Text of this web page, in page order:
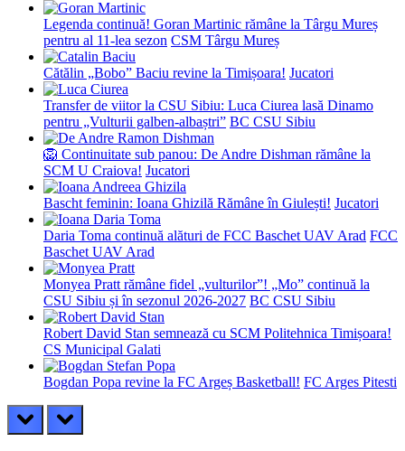
Legenda continuă! Goran Martinic rămâne la Târgu Mureș
pentru al 11-lea sezon CSM Târgu Mureș
Cătălin „Bobo” Baciu revine la Timișoara! Jucatori
Transfer de viitor la CSU Sibiu: Luca Ciurea lasă Dinamo
pentru „Vulturii galben-albaștri” BC CSU Sibiu
🦁 Continuitate sub panou: De Andre Dishman rămâne la
SCM U Craiova! Jucatori
Bascht feminin: Ioana Ghizilă Rămâne în Giulești! Jucatori
Daria Toma continuă alături de FCC Baschet UAV Arad FCC
Baschet UAV Arad
Monyea Pratt rămâne fidel „vulturilor”! „Mo” continuă la
CSU Sibiu și în sezonul 2026-2027 BC CSU Sibiu
Robert David Stan semnează cu SCM Politehnica Timișoara!
CS Municipal Galati
Bogdan Popa revine la FC Argeș Basketball! FC Arges Pitesti
prev next